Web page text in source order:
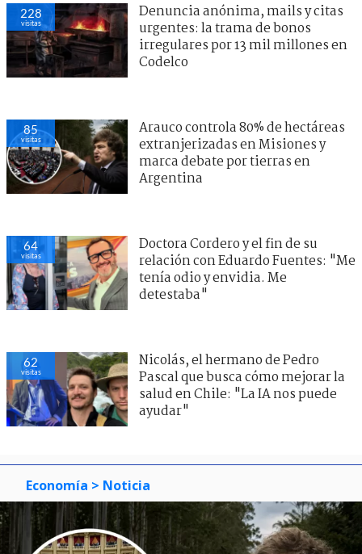
228
visitas
Denuncia anónima, mails y citas
urgentes: la trama de bonos
irregulares por 13 mil millones en
Codelco
85
visitas
Arauco controla 80% de hectáreas
extranjerizadas en Misiones y
marca debate por tierras en
Argentina
64
visitas
Doctora Cordero y el fin de su
relación con Eduardo Fuentes: "Me
tenía odio y envidia. Me
detestaba"
62
visitas
Nicolás, el hermano de Pedro
Pascal que busca cómo mejorar la
salud en Chile: "La IA nos puede
ayudar"
Economía > Noticia